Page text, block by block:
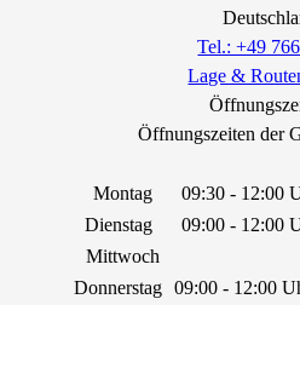
Tel.: +49
Lage &
Öffnungszeiten der
Montag
09:30 - 12:00
Dienstag
09:00 - 12:00
Mittwoch
Donnerstag
09:00 - 12:00